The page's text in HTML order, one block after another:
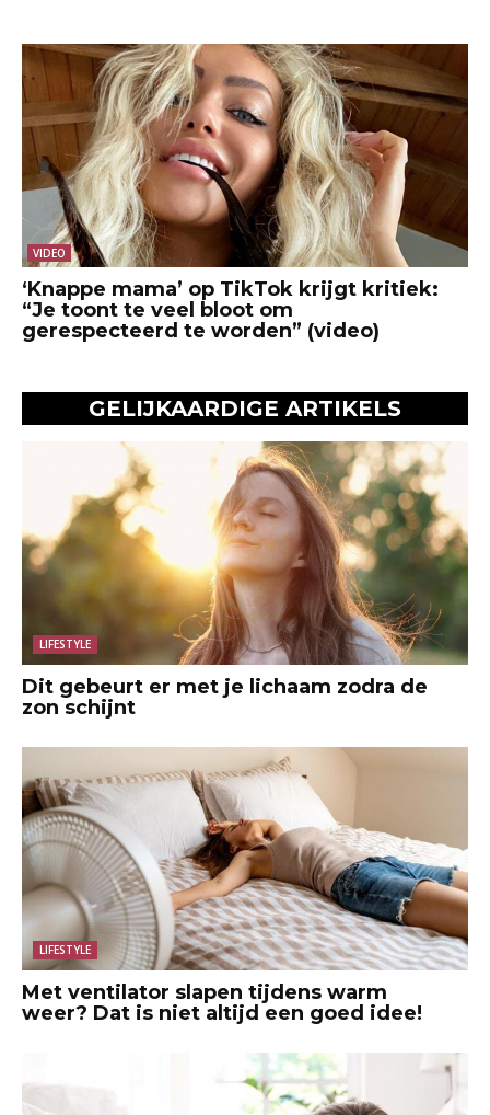
VIDEO
‘Knappe mama’ op TikTok krijgt kritiek:
“Je toont te veel bloot om
gerespecteerd te worden” (video)
GELIJKAARDIGE ARTIKELS
LIFESTYLE
Dit gebeurt er met je lichaam zodra de
zon schijnt
LIFESTYLE
Met ventilator slapen tijdens warm
weer? Dat is niet altijd een goed idee!